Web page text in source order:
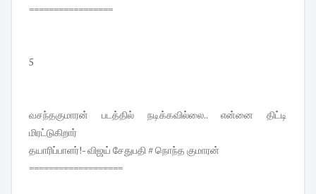
=================
5
வசந்தகுமாரன் படத்தில் நடிக்கவில்லை.. என்னை திட்டி
மிரட்டுகிறார்
தயாரிப்பாளர்!- விஜய் சேதுபதி # நொந்த குமாரன்
===================